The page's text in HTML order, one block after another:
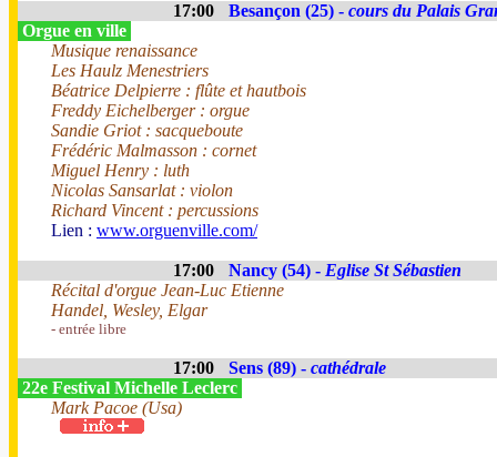
17:00 Besançon (25) - cours du Palais
Orgue en ville
Musique renaissance
Les Haulz Menestriers
Béatrice Delpierre : flûte et hautbois
Freddy Eichelberger : orgue
Sandie Griot : sacqueboute
Frédéric Malmasson : cornet
Miguel Henry : luth
Nicolas Sansarlat : violon
Richard Vincent : percussions
Lien : www.orguenville.com/
17:00 Nancy (54) - Eglise St Sébastien
Récital d'orgue Jean-Luc Etienne
Handel, Wesley, Elgar
- entrée libre
17:00 Sens (89) - cathédrale
22e Festival Michelle Leclerc
Mark Pacoe (Usa)